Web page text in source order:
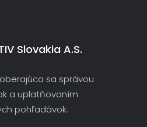
Slovakia A.s.
sa správou
a uplatňovaním
pohľadávok.